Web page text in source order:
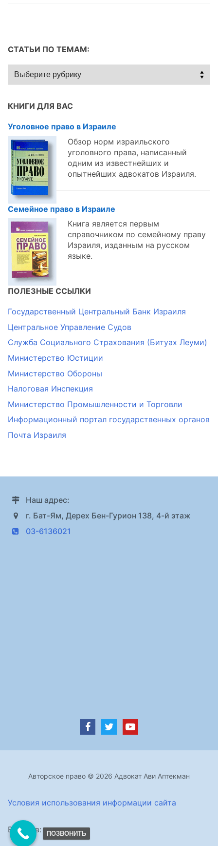
СТАТЬИ ПО ТЕМАМ:
Статьи
по
КНИГИ ДЛЯ ВАС
Уголовное право в Израиле
Обзор норм израильского
уголовного права, написанный
одним из известнейших и
опытнейших адвокатов Израиля.
Семейное право в Израиле
Книга является первым
справочником по семейному праву
Израиля, изданным на русском
языке.
ПОЛЕЗНЫЕ ССЫЛКИ
Государственный Центральный Банк Израиля
Центральное Управление Судов
Служба Социального Страхования (Битуах Леуми)
Министерство Юстиции
Министерство Обороны
Налоговая Инспекция
Министерство Промышленности и Торговли
Информационный портал государственных органов
Почта Израиля
Наш адрес:
г. Бат-Ям, Дерех Бен-Гурион 138, 4-й этаж
03-6136021
Авторское право © 2026 Адвокат Ави Аптекман
Условия использования информации сайта
Визитов: ПОЗВОНИТЬ